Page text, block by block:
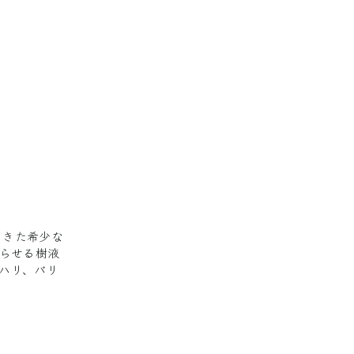
た希少な
せる樹液
リ、バリ